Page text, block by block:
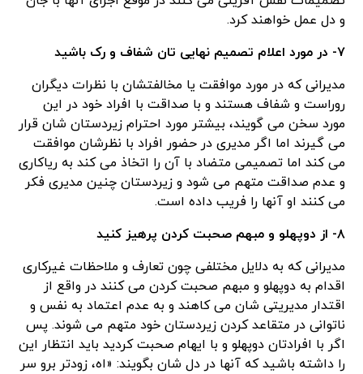
و دل عمل خواهند کرد.
۷- در مورد اعلام تصمیم نهایی تان شفاف و رک باشید
مدیرانی که در مورد موافقت یا مخالفتشان با نظرات دیگران
روراست و شفاف هستند و با صداقت با افراد خود در این
مورد سخن می گویند، بیشتر مورد احترام زیردستان شان قرار
می گیرند اما اگر مدیری در حضور افراد با نظرشان موافقت
می کند اما تصمیمی متضاد با آن را اتخاذ می کند به ریاکاری
و عدم صداقت متهم می شود و زیردستان چنین مدیری فکر
می کنند او آنها را فریب داده است.
۸- از دوپهلو و مبهم صحبت کردن پرهیز کنید
مدیرانی که به دلایل مختلفی چون تعارف و ملاحظات غیرکاری
اقدام به دوپهلو و مبهم صحبت کردن می کنند در واقع از
اقتدار مدیریتی شان می کاهند و به عدم اعتماد به نفس و
ناتوانی در متقاعد کردن زیردستان خود متهم می شوند. پس
اگر با افرادتان دوپهلو و با ایهام صحبت کردید باید انتظار این
را داشته باشید که آنها در دل شان بگویند: «اه، زودتر برو سر